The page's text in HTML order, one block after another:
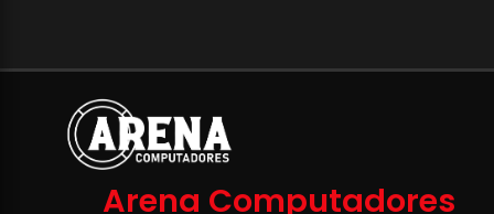
Arena Computadores